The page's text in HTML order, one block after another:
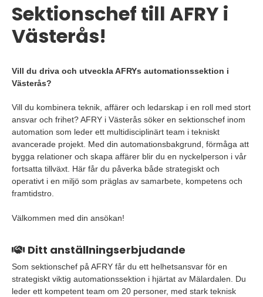
Sektionschef till AFRY i
Västerås!
Vill du driva och utveckla AFRYs automationssektion i
Västerås?
Vill du kombinera teknik, affärer och ledarskap i en roll med stort
ansvar och frihet? AFRY i Västerås söker en sektionschef inom
automation som leder ett multidisciplinärt team i tekniskt
avancerade projekt. Med din automationsbakgrund, förmåga att
bygga relationer och skapa affärer blir du en nyckelperson i vår
fortsatta tillväxt. Här får du påverka både strategiskt och
operativt i en miljö som präglas av samarbete, kompetens och
framtidstro.
Välkommen med din ansökan!
Ditt anställningserbjudande
Som sektionschef på AFRY får du ett helhetsansvar för en
strategiskt viktig automationssektion i hjärtat av Mälardalen. Du
leder ett kompetent team om 20 personer, med stark teknisk